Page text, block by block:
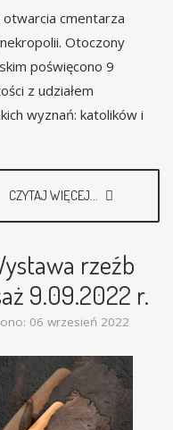
cmentarza
Otoczony
poświęcono 9
z udziałem
wyznań: katolików i
CZYTAJ WIĘCEJ...
rzeźb
9.09.2022 r.
06 wrzesień 2022